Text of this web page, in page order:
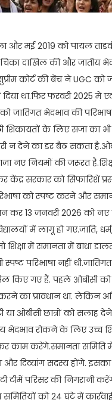
और मई 2019 को पायल
दाखिल की और जातीय
कोर्ट की बेंच ने UGC
था.फिर फरवरी 2025 में
जातिगत भेदभाव की
शिकायतों के लिए सजा का
न देने का डर बैठ सकता
नए नियमों की जरूरत
केंद्र सरकार को सिफारिशें
को स्पष्ट करने और
कर 13 जनवरी 2026 को
में लागू हो गए.जाति,
शिक्षा में समानता में बाधा
स्पष्ट परिभाषा नहीं
किए गए हैं. पहले ओबीसी को
का प्रावधान था. लेकिन
या ओबीसी छात्रों को सलाह
रोकने के लिए उच्च
काम करेंगे.समानता समिति
और दिव्यांग सदस्य होंगे.
टीमें परिसर की निगरानी
को 24 घंटे में